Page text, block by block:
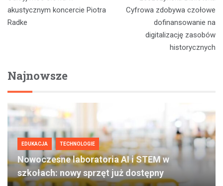
wpisu
akustycznym koncercie Piotra
Radke
Cyfrowa zdobywa czołowe
dofinansowanie na
digitalizację zasobów
historycznych
Najnowsze
EDUKACJA TECHNOLOGIE
Nowoczesne laboratoria AI i STEM w
szkołach: nowy sprzęt już dostępny